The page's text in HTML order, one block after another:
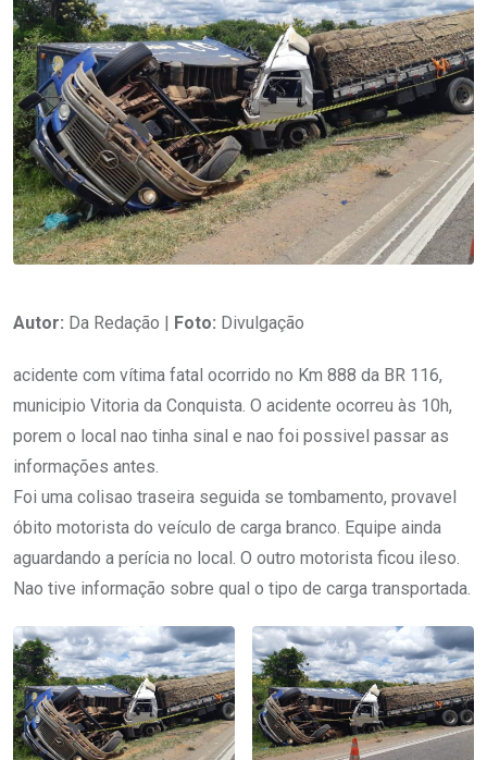
Autor: Da Redação | Foto: Divulgação
acidente com vítima fatal ocorrido no Km 888 da BR 116,
municipio Vitoria da Conquista. O acidente ocorreu às 10h,
porem o local nao tinha sinal e nao foi possivel passar as
informações antes.
Foi uma colisao traseira seguida se tombamento, provavel
óbito motorista do veículo de carga branco. Equipe ainda
aguardando a perícia no local. O outro motorista ficou ileso.
Nao tive informação sobre qual o tipo de carga transportada.